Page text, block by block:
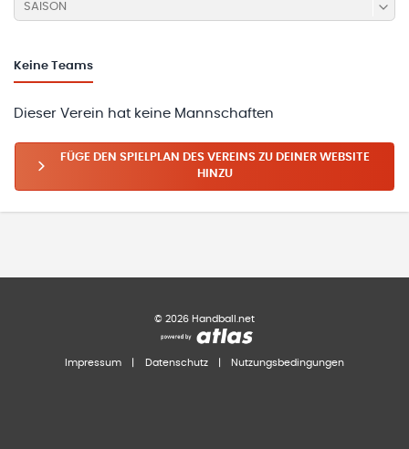
SAISON
Keine Teams
Dieser Verein hat keine Mannschaften
FÜGE DEN SPIELPLAN DES VEREINS ZU DEINER WEBSITE
HINZU
© 2026 Handball.net
Impressum Datenschutz Nutzungsbedingungen